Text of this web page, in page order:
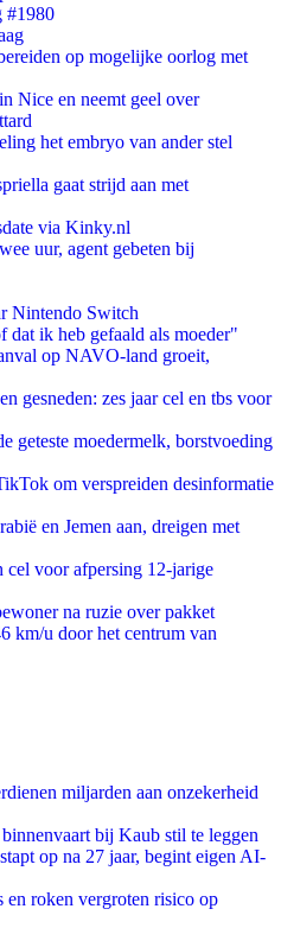
#1980
op mogelijke oorlog met
Nice en neemt geel over
het embryo van ander stel
gaat strijd aan met
via Kinky.nl
uur, agent gebeten bij
Nintendo Switch
ik heb gefaald als moeder"
op NAVO-land groeit,
gesneden: zes jaar cel en tbs voor
geteste moedermelk, borstvoeding
om verspreiden desinformatie
en Jemen aan, dreigen met
voor afpersing 12-jarige
na ruzie over pakket
km/u door het centrum van
miljarden aan onzekerheid
bij Kaub stil te leggen
op na 27 jaar, begint eigen AI-
en roken vergroten risico op